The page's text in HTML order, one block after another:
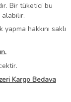
Bir tüketici bu
alabilir.
hakkını saklı
Kargo Bedava